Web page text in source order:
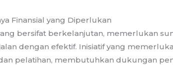
Finansial yang Diperlukan
bersifat berkelanjutan, memerlukan
dengan efektif. Inisiatif yang
pelatihan, membutuhkan dukungan